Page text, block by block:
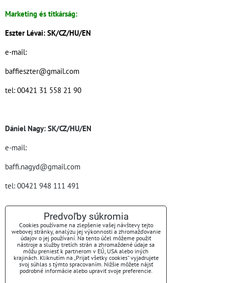
Marketing és titkárság:
Eszter Lévai: SK/CZ/HU/EN
e-mail:
baffieszter@gmail.com
tel: 00421 31 558 21 90
Dániel Nagy: SK/CZ/HU/EN
e-mail:
baffi.nagyd@gmail.com
tel: 00421 948 111 491
Nyitvatartás:
hétfő - péntek 07:00 - 15:00
Predvoľby súkromia
Cookies používame na zlepšenie vašej návštevy tejto
webovej stránky, analýzu jej výkonnosti a zhromažďovanie
údajov o jej používaní. Na tento účel môžeme použiť
nástroje a služby tretích strán a zhromaždené údaje sa
môžu preniesť k partnerom v EÚ, USA alebo iných
krajinách. Kliknutím na „Prijať všetky cookies“ vyjadrujete
svoj súhlas s týmto spracovaním. Nižšie môžete nájsť
podrobné informácie alebo upraviť svoje preferencie.